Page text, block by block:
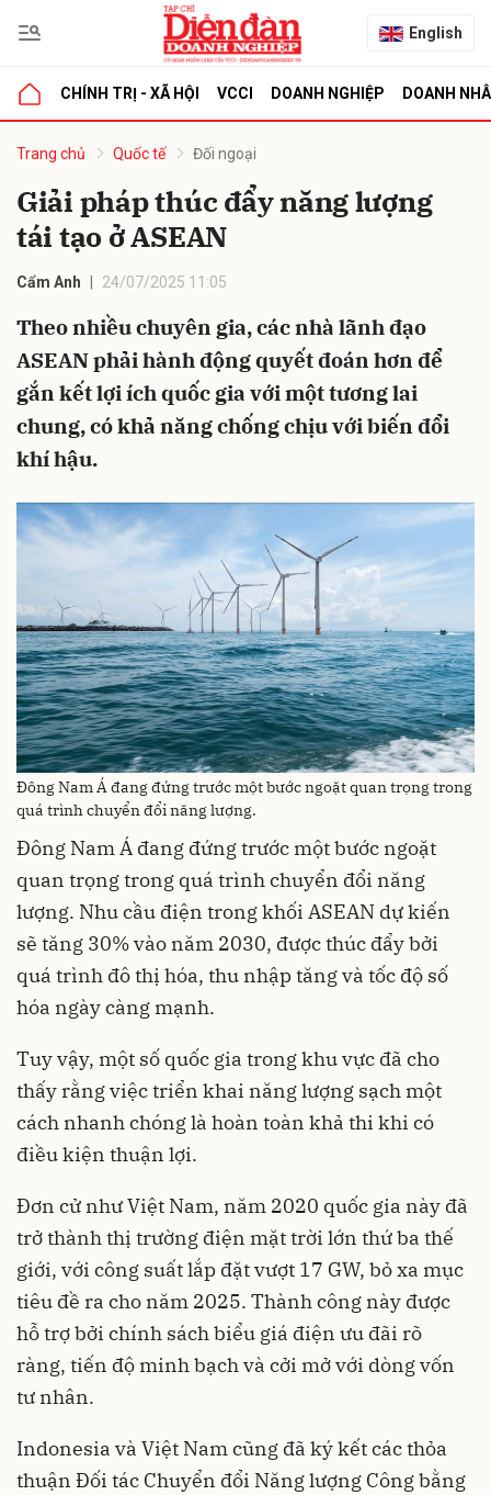
English
CHÍNH TRỊ - XÃ HỘI VCCI DOANH NGHIỆP DOANH
Trang chủ Quốc tế Đối ngoại
Giải pháp thúc đẩy năng lượng
tái tạo ở ASEAN
Cẩm Anh 24/07/2025 11:05
Theo nhiều chuyên gia, các nhà lãnh đạo
ASEAN phải hành động quyết đoán hơn để
gắn kết lợi ích quốc gia với một tương lai
chung, có khả năng chống chịu với biến đổi
khí hậu.
Đông Nam Á đang đứng trước một bước ngoặt quan trọng trong
quá trình chuyển đổi năng lượng.
Đông Nam Á đang đứng trước một bước ngoặt
quan trọng trong quá trình chuyển đổi năng
lượng. Nhu cầu điện trong khối ASEAN dự kiến
sẽ tăng 30% vào năm 2030, được thúc đẩy bởi
quá trình đô thị hóa, thu nhập tăng và tốc độ số
hóa ngày càng mạnh.
Tuy vậy, một số quốc gia trong khu vực đã cho
thấy rằng việc triển khai năng lượng sạch một
cách nhanh chóng là hoàn toàn khả thi khi có
điều kiện thuận lợi.
Đơn cử như Việt Nam, năm 2020 quốc gia này đã
trở thành thị trường điện mặt trời lớn thứ ba thế
giới, với công suất lắp đặt vượt 17 GW, bỏ xa mục
tiêu đề ra cho năm 2025. Thành công này được
hỗ trợ bởi chính sách biểu giá điện ưu đãi rõ
ràng, tiến độ minh bạch và cởi mở với dòng vốn
tư nhân.
Indonesia và Việt Nam cũng đã ký kết các thỏa
thuận Đối tác Chuyển đổi Năng lượng Công bằng
luận
Hủy